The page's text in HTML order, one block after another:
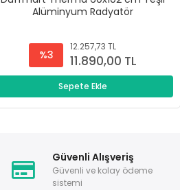
Alüminyum Radyatör
%3
12.257,73 TL
11.890,00 TL
Sepete Ekle
Güvenli Alışveriş
Güvenli ve kolay ödeme
sistemi